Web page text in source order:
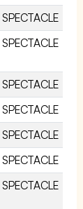
SPECTACLE
SPECTACLE
SPECTACLE
SPECTACLE
SPECTACLE
SPECTACLE
SPECTACLE